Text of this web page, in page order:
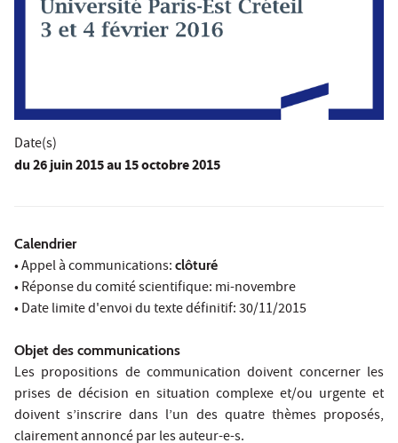
Date(s)
du26 juin 2015au 15 octobre 2015
Calendrier
• Appel à communications: clôturé
• Réponse du comité scientifique: mi-novembre
• Date limite d'envoi du texte définitif: 30/11/2015
Objet des communications
Les propositions de communication doivent concerner les
prises de décision en situation complexe et/ou urgente et
doivent s’inscrire dans l’un des quatre thèmes proposés,
clairement annoncé par les auteur-e-s.